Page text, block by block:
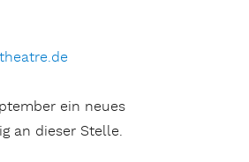
ein neues
an dieser Stelle.